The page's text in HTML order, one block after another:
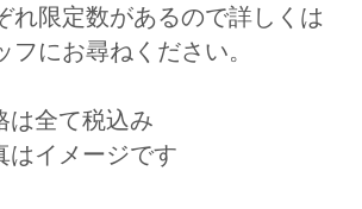
れ限定数があるので詳しくは
フにお尋ねください。
は全て税込み
はイメージです